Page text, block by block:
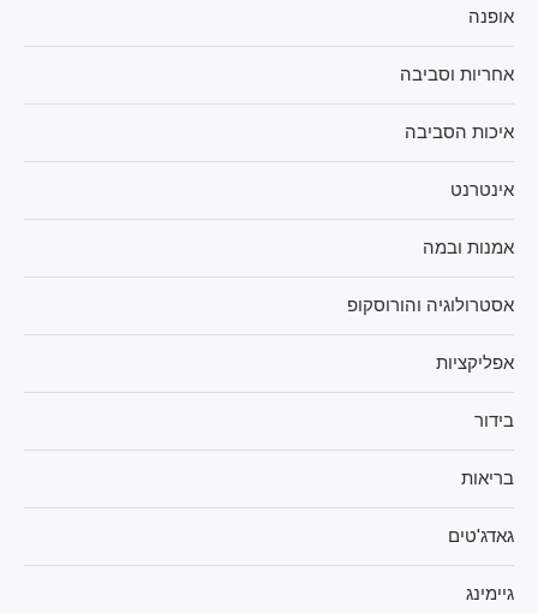
אופנה
אחריות וסביבה
איכות הסביבה
אינטרנט
אמנות ובמה
אסטרולוגיה והורוסקופ
אפליקציות
בידור
בריאות
גאדג'טים
גיימינג